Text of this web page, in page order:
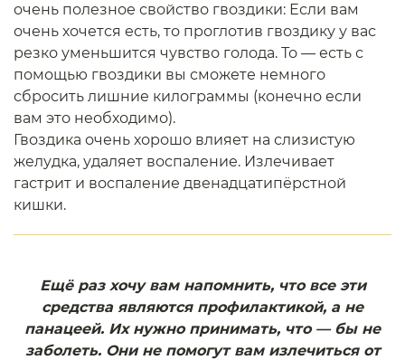
очень полезное свойство гвоздики: Если вам
очень хочется есть, то проглотив гвоздику у вас
резко уменьшится чувство голода. То — есть с
помощью гвоздики вы сможете немного
сбросить лишние килограммы (конечно если
вам это необходимо).
Гвоздика очень хорошо влияет на слизистую
желудка, удаляет воспаление. Излечивает
гастрит и воспаление двенадцатипёрстной
кишки.
Ещё раз хочу вам напомнить, что все эти
средства являются профилактикой, а не
панацеей. Их нужно принимать, что — бы не
заболеть. Они не помогут вам излечиться от